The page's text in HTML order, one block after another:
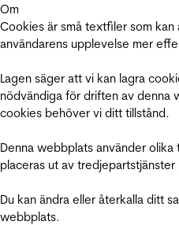
Om
Cookies är små textfiler som
användarens upplevelse mer
Lagen säger att vi kan lagra
nödvändiga för driften av denna
cookies behöver vi ditt tillstånd.
Denna webbplats använder
placeras ut av tredjepartstjänster
Du kan ändra eller återkalla ditt
webbplats.